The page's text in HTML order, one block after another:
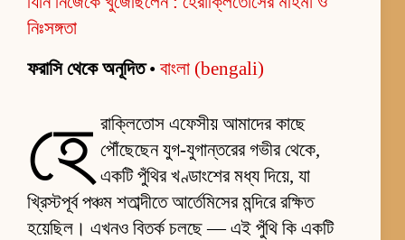
নিঃসঙ্গতা
ফরাসি থেকে অনূদিত• বাংলা (bengali)
হে রাক্লিতোস এফেসীয় আমাদের কাছে
পৌঁছেছেন যুগ-যুগান্তরের গভীর থেকে,
একটি পুঁথির খণ্ডাংশের মধ্য দিয়ে, যা
খ্রিস্টপূর্ব পঞ্চম শতাব্দীতে আর্তেমিসের মন্দিরে রক্ষিত
হয়েছিল। এখনও বিতর্ক চলছে — এই পুঁথি কি একটি